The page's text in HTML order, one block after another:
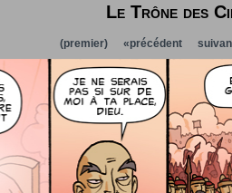
Le Trône des
(premier) «précédent